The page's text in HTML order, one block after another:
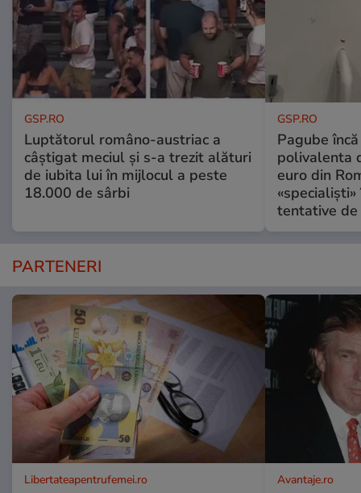
GSP.RO
Luptătorul româno-austriac a
câștigat meciul și s-a trezit alături
de iubita lui în mijlocul a peste
18.000 de sârbi
GSP.RO
Pagube
polivalenta
euro din
tentative de
PARTENERI
Libertateapentrufemei.ro Avantaje.ro